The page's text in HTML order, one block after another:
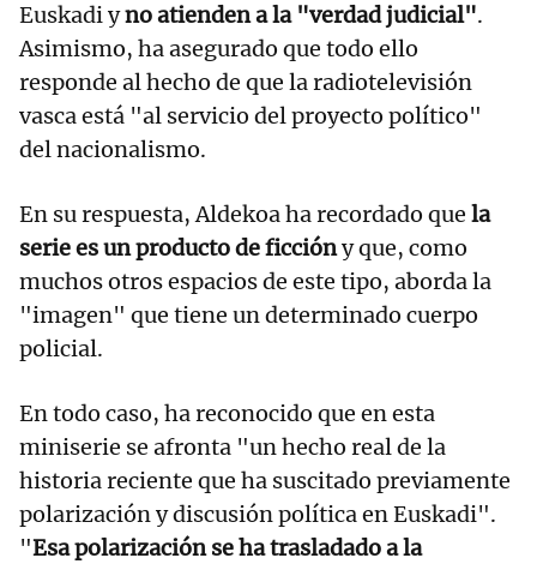
Euskadi yno atienden a la "verdad judicial".
Asimismo, ha asegurado que todo ello
responde al hecho de que la radiotelevisión
vasca está "al servicio del proyecto político"
del nacionalismo.
En su respuesta, Aldekoa ha recordado que la
serie es un producto de ficcióny que, como
muchos otros espacios de este tipo, aborda la
"imagen" que tiene un determinado cuerpo
policial.
En todo caso, ha reconocido que en esta
miniserie se afronta "un hecho real de la
historia reciente que ha suscitado previamente
polarización y discusión política en Euskadi".
"Esa polarización se ha trasladado a la